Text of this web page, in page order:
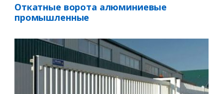
Откатные ворота алюминиевые
промышленные